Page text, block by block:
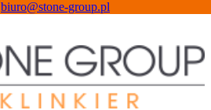
biuro@stone-group.pl